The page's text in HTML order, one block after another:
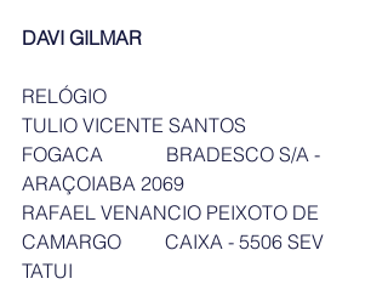
DAVI GILMAR
RELÓGIO
TULIO VICENTE SANTOS
FOGACA             BRADESCO S/A -
ARAÇOIABA 2069
RAFAEL VENANCIO PEIXOTO DE
CAMARGO         CAIXA - 5506 SEV
TATUI